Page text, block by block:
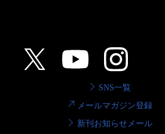
SNS一覧
メールマガジン登録
新刊お知らせメール